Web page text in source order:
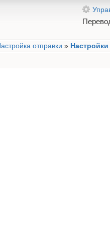
отправки » Настройки